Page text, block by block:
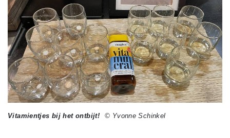
Vitamientjes bij het ontbijt! © Yvonne Schinkel